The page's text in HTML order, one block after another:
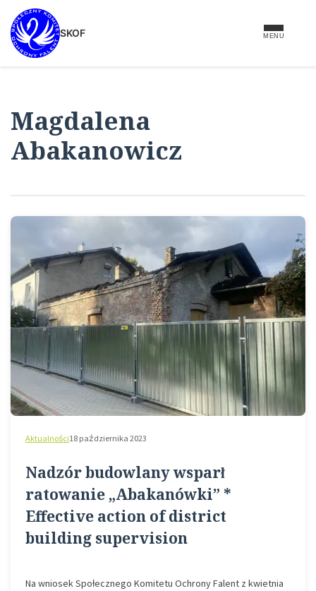
treści
SKOF MENU
Magdalena
Abakanowicz
Aktualności18 października 2023
Nadzór budowlany wsparł
ratowanie „Abakanówki” *
Effective action of district
building supervision
Na wniosek Społecznego Komitetu Ochrony Falent z kwietnia